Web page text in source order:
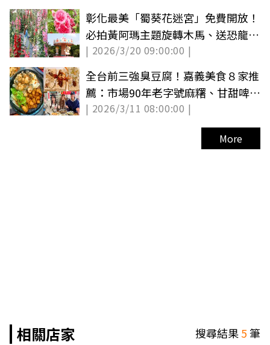
彰化最美「蜀葵花迷宮」免費開放！
必拍黃阿瑪主題旋轉木馬、送恐龍樂
園門票
| 2026/3/20 09:00:00 |
全台前三強臭豆腐！嘉義美食８家推
薦：市場90年老字號麻糬、甘甜啤酒
鴨湯
| 2026/3/11 08:00:00 |
More
相關店家 搜尋結果5筆